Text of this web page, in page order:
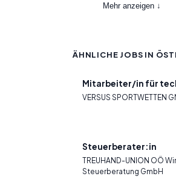
Mehr anzeigen ↓
ÄHNLICHE JOBS IN
Mitarbeiter/in für
VERSUS SPORTWETTEN
Steuerberater:in
TREUHAND-UNION OÖ
Steuerberatung GmbH